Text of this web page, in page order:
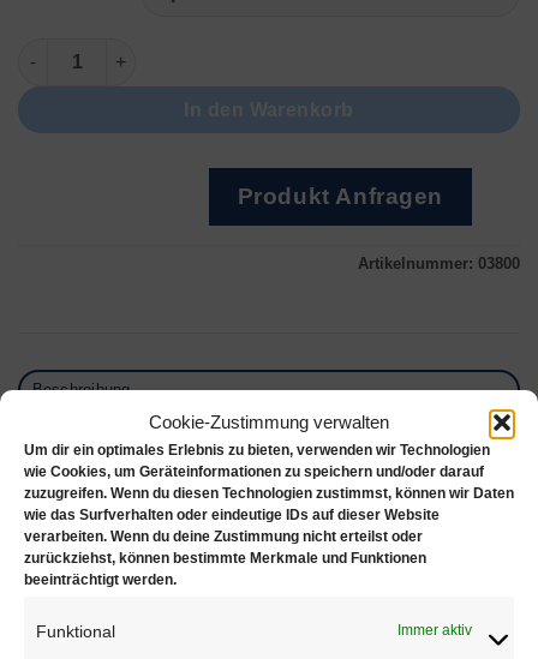
Cookie-Zustimmung verwalten
Um dir ein optimales Erlebnis zu bieten, verwenden wir Technologien
wie Cookies, um Geräteinformationen zu speichern und/oder darauf
zuzugreifen. Wenn du diesen Technologien zustimmst, können wir Daten
wie das Surfverhalten oder eindeutige IDs auf dieser Website
verarbeiten. Wenn du deine Zustimmung nicht erteilst oder
zurückziehst, können bestimmte Merkmale und Funktionen
beeinträchtigt werden.
Funktional Immer aktiv
Schmelzschale rund Menge
In den Warenkorb
Produkt Anfragen
Artikelnummer: 03800
Beschreibung
Zusätzliche Informationen
Rezensionen (0)
Schmelzschale rund aus Keramik
Maße Ø: 65 – 100mm